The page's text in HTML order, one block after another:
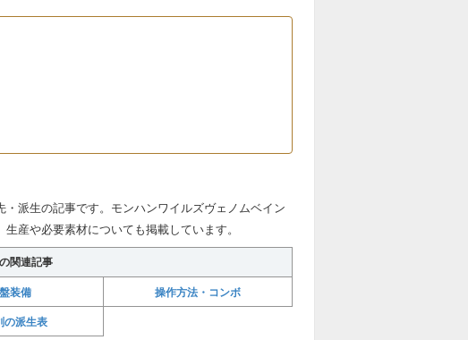
派生の記事です。モンハンワイルズヴェノムベイン
産や必要素材についても掲載しています。
関連記事
装備
操作方法・コンボ
の派生表